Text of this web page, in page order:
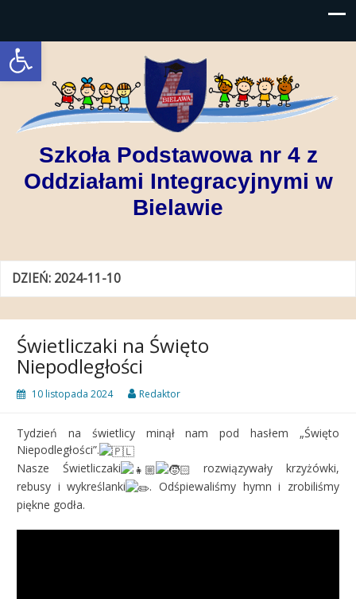
Open toolbar
Szkoła Podstawowa nr 4 z
Oddziałami Integracyjnymi w
Bielawie
DZIEŃ: 2024-11-10
Świetliczaki na Święto
Niepodległości
10 listopada 2024 Redaktor
Tydzień na świetlicy minął nam pod hasłem „Święto
Niepodległości”.
Nasze Świetliczaki
rozwiązywały krzyżówki,
rebusy i wykreślanki
. Odśpiewaliśmy hymn i zrobiliśmy
piękne godła.